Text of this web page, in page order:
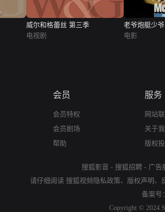
威尔和格蕾丝 第三季
电视剧
老爷炮艇少
电影
会员
会员特权
会员剧场
帮助
服务
网站
关于我
版权
搜狐影音 - 搜狐招聘 - 广告
请仔细阅读 搜狐视频隐私政策、 版权声明 、
备案号：
Copyright © 2024